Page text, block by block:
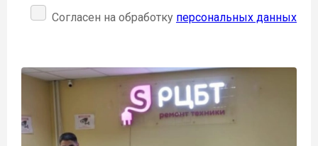
Согласен на обработку персональных данных